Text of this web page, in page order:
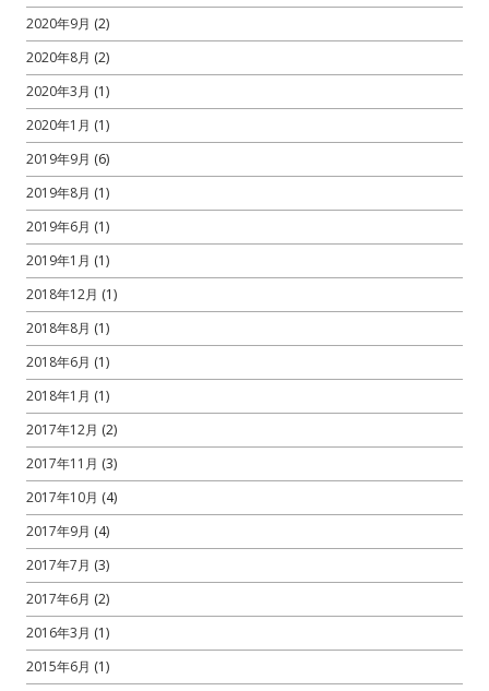
2020年9月 (2)
2020年8月 (2)
2020年3月 (1)
2020年1月 (1)
2019年9月 (6)
2019年8月 (1)
2019年6月 (1)
2019年1月 (1)
2018年12月 (1)
2018年8月 (1)
2018年6月 (1)
2018年1月 (1)
2017年12月 (2)
2017年11月 (3)
2017年10月 (4)
2017年9月 (4)
2017年7月 (3)
2017年6月 (2)
2016年3月 (1)
2015年6月 (1)